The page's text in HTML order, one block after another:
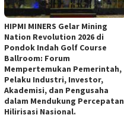
HIPMI MINERS Gelar Mining
Nation Revolution 2026 di
Pondok Indah Golf Course
Ballroom: Forum
Mempertemukan Pemerintah,
Pelaku Industri, Investor,
Akademisi, dan Pengusaha
dalam Mendukung Percepatan
Hilirisasi Nasional.